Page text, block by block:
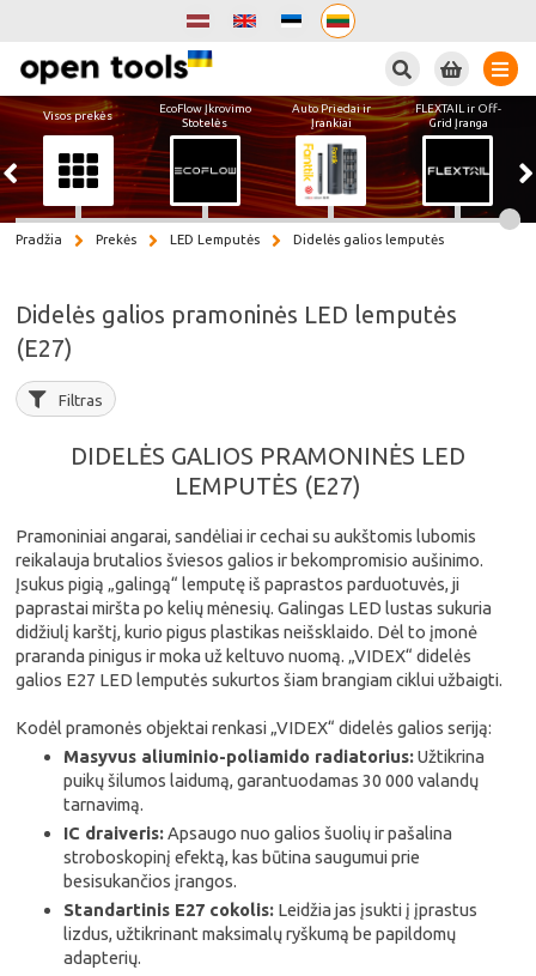
Visos prekės
EcoFlow Įkrovimo
Stotelės
Auto Priedai ir
Įrankiai
FLEXTAIL ir Off-
Grid Įranga
Pradžia Prekės LED Lemputės Didelės galios lemputės
Didelės galios pramoninės LED lemputės
(E27)
Filtras
DIDELĖS GALIOS PRAMONINĖS LED
LEMPUTĖS (E27)
Pramoniniai angarai, sandėliai ir cechai su aukštomis lubomis
reikalauja brutalios šviesos galios ir bekompromisio aušinimo.
Įsukus pigią „galingą“ lemputę iš paprastos parduotuvės, ji
paprastai miršta po kelių mėnesių. Galingas LED lustas sukuria
didžiulį karštį, kurio pigus plastikas neišsklaido. Dėl to įmonė
praranda pinigus ir moka už keltuvo nuomą. „VIDEX“ didelės
galios E27 LED lemputės sukurtos šiam brangiam ciklui užbaigti.
Kodėl pramonės objektai renkasi „VIDEX“ didelės galios seriją:
Masyvus aliuminio-poliamido radiatorius:Užtikrina
puikų šilumos laidumą, garantuodamas 30 000 valandų
tarnavimą.
IC draiveris:Apsaugo nuo galios šuolių ir pašalina
stroboskopinį efektą, kas būtina saugumui prie
besisukančios įrangos.
Standartinis E27 cokolis: Leidžia jas įsukti į įprastus
lizdus, užtikrinant maksimalų ryškumą be papildomų
adapterių.